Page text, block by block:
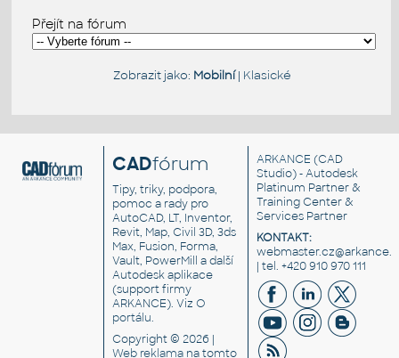
Přejít na fórum
Zobrazit jako: Mobilní| Klasické
CADfórum
Tipy, triky, podpora,
pomoc a rady pro
AutoCAD, LT, Inventor,
Revit, Map, Civil 3D, 3ds
Max, Fusion, Forma,
Vault, PowerMill a další
Autodesk aplikace
(support firmy
ARKANCE). VizO
portálu.
Copyright © 2026 |
Web reklama na tomto
ARKANCE (CAD
Studio) - Autodesk
Platinum Partner &
Training Center &
Services Partner
KONTAKT:
| tel. +420 910 970 111